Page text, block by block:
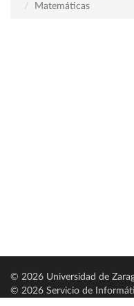
Matemáticas
© 2026 Universidad de
© 2026 Servicio de